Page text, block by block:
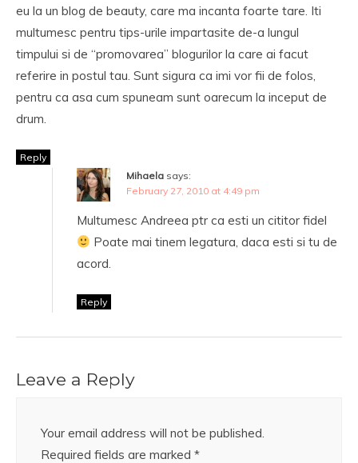
eu la un blog de beauty, care ma incanta foarte tare. Iti
multumesc pentru tips-urile impartasite de-a lungul
timpului si de “promovarea” blogurilor la care ai facut
referire in postul tau. Sunt sigura ca imi vor fii de folos,
pentru ca asa cum spuneam sunt oarecum la inceput de
drum.
Reply
Mihaela says:
February 27, 2010 at 4:49 pm
Multumesc Andreea ptr ca esti un cititor fidel
Poate mai tinem legatura, daca esti si tu de
acord.
Reply
Leave a Reply
Your email address will not be published.
Required fields are marked *